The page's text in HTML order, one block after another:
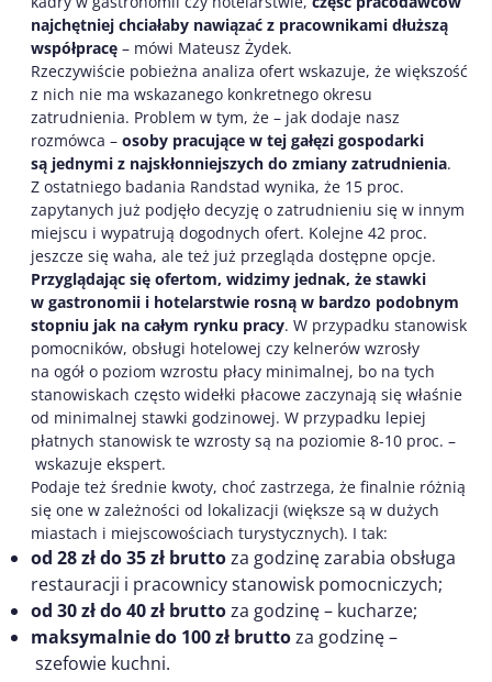
najchętniej chciałaby nawiązać z pracownikami dłuższą
współpracę – mówi Mateusz Żydek.
Rzeczywiście pobieżna analiza ofert wskazuje, że większość
z nich nie ma wskazanego konkretnego okresu
zatrudnienia. Problem w tym, że – jak dodaje nasz
rozmówca – osoby pracujące w tej gałęzi gospodarki
są jednymi z najskłonniejszych do zmiany zatrudnienia.
Z ostatniego badania Randstad wynika, że 15 proc.
zapytanych już podjęło decyzję o zatrudnieniu się w innym
miejscu i wypatrują dogodnych ofert. Kolejne 42 proc.
jeszcze się waha, ale też już przegląda dostępne opcje.
Przyglądając się ofertom, widzimy jednak, że stawki
w gastronomii i hotelarstwie rosną w bardzo podobnym
stopniu jak na całym rynku pracy. W przypadku stanowisk
pomocników, obsługi hotelowej czy kelnerów wzrosły
na ogół o poziom wzrostu płacy minimalnej, bo na tych
stanowiskach często widełki płacowe zaczynają się właśnie
od minimalnej stawki godzinowej. W przypadku lepiej
płatnych stanowisk te wzrosty są na poziomie 8-10 proc. –
wskazuje ekspert.
Podaje też średnie kwoty, choć zastrzega, że finalnie różnią
się one w zależności od lokalizacji (większe są w dużych
miastach i miejscowościach turystycznych). I tak:
od 28 zł do 35 zł bruttoza godzinę zarabia obsługa
restauracji i pracownicy stanowisk pomocniczych;
od 30 zł do 40 zł bruttoza godzinę – kucharze;
maksymalnie do 100 zł bruttoza godzinę –
szefowie kuchni.